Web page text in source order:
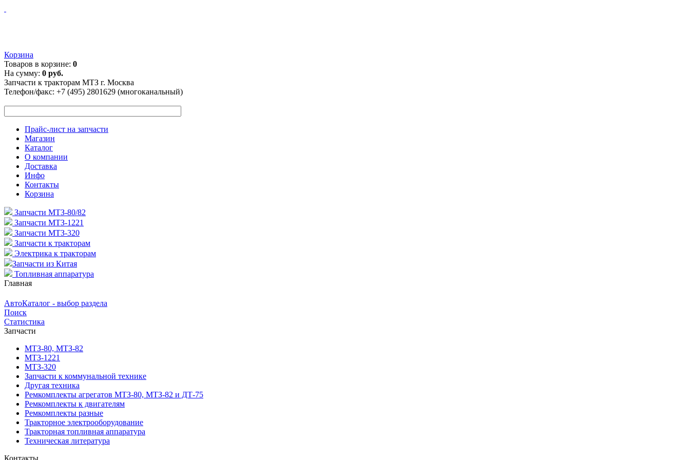
Корзина
Товаров в корзине: 0
На сумму: 0 руб.
Запчасти к тракторам МТЗ г. Москва
Телефон/факс: +7 (495) 2801629 (многоканальный)
Прайс-лист на запчасти
Магазин
Каталог
О компании
Доставка
Инфо
Контакты
Корзина
Запчасти МТЗ-80/82
Запчасти МТЗ-1221
Запчасти МТЗ-320
Запчасти к тракторам
Электрика к тракторам
Запчасти из Китая
Топливная аппаратура
Главная
АвтоКаталог - выбор раздела
Поиск
Статистика
Запчасти
МТЗ-80, МТЗ-82
МТЗ-1221
МТЗ-320
Запчасти к коммунальной технике
Другая техника
Ремкомплекты агрегатов МТЗ-80, МТЗ-82 и ДТ-75
Ремкомплекты к двигателям
Ремкомплекты разные
Тракторное электрооборудование
Тракторная топливная аппаратура
Техническая литература